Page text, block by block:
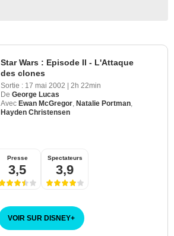
Star Wars : Episode II - L'Attaque
des clones
Sortie : 17 mai 2002 | 2h 22min
De George Lucas
Avec Ewan McGregor Natalie Portman
Hayden Christensen
Presse
3,5
Spectateurs
3,9
VOIR SUR DISNEY+